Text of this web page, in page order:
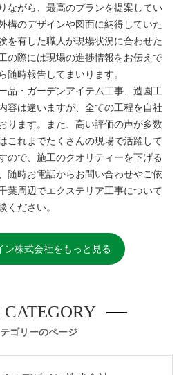
ながら、最高のプランを提案してい
構のデザインや図面に納得していた
を有した職人が現場状況に合わせた
の際には現場の進捗情報をお伝えで
随時報告してまいります。
品・ガーデンアイテム工事、造園工
容は違いますが、全ての工程を自社
ります。また、高い評価の声が多数
これまでたくさんの現場で活躍して
ので、施工のクオリティーを下げる
随時お電話からお問い合わせやご依
葉周辺でエクステリア工事について
ください。
ン株式会社をもっと見る
ゴリーのページ
CATEGORY